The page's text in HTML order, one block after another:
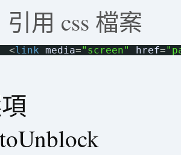
引用 css 檔案
<link media="screen" href=